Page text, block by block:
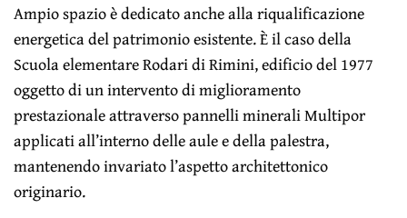
Ampio spazio è dedicato anche alla riqualificazione
energetica del patrimonio esistente. È il caso della
Scuola elementare Rodari di Rimini, edificio del 1977
oggetto di un intervento di miglioramento
prestazionale attraverso pannelli minerali Multipor
applicati all’interno delle aule e della palestra,
mantenendo invariato l’aspetto architettonico
originario.